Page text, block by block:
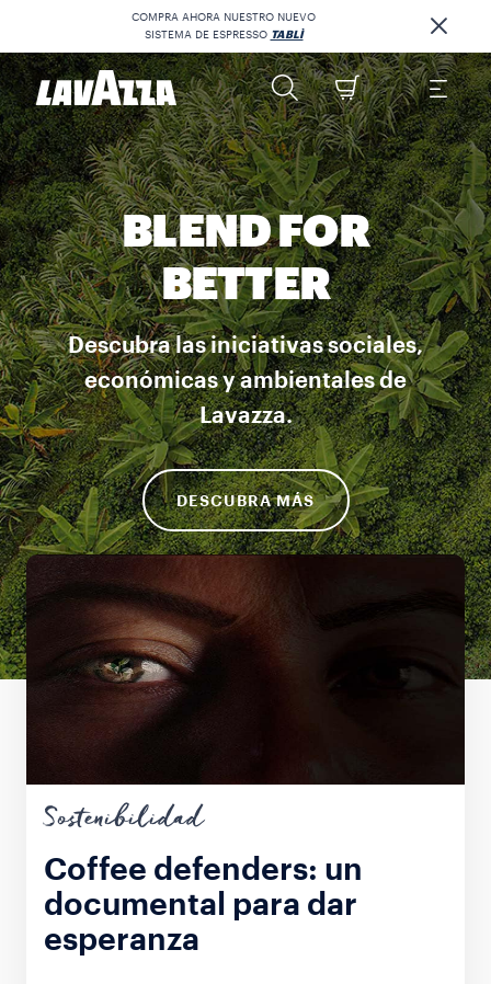
COMPRA AHORA NUESTRO NUEVO
SISTEMA DE ESPRESSO TABLÌ
BLEND FOR
BETTER
Descubra las iniciativas sociales,
económicas y ambientales de
Lavazza.
DESCUBRA MÁS
Sostenibilidad
Coffee defenders: un
documental para dar
esperanza